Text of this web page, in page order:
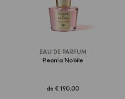
EAU DE PARFUM
Peonia Nobile
de€ 190.00